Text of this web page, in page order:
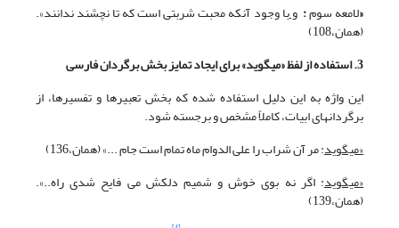
«لامعه سوم: وبا وجود آنکه محبت شربتی است که تا نچشند ندانند».
(همان،108)
3. استفاده از لفظ «می‏گوید» برای ایجاد تمایز بخش برگردان فارسی
این واژه به این دلیل استفاده شده که بخش تعبیرها و تفسیرها، از
برگردان‏های ابیات، کاملاً مشخص و برجسته شود.
«می‏‏گوید: مر آن شراب را علی الدوام ماه تمام است جام ...» (همان،136)
«می‏‏گوید: اگر نه بوی خوش و شمیم دلکش می فایح شدی راه..».
(همان،139)